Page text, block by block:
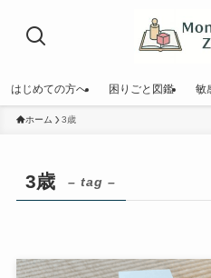
はじめての方へ 困りごと図鑑 敏
ホーム 3歳
3歳 – tag –